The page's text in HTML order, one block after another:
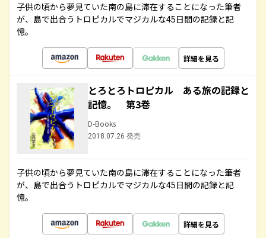
子供の頃から夢見ていた南の島に滞在することになった筆者
が、島で出合うトロピカルでマジカルな45日間の記録と記
憶。
詳細を見る
とろとろトロピカル ある旅の記録と
記憶。 第3巻
D-Books
2018.07.26 発売
子供の頃から夢見ていた南の島に滞在することになった筆者
が、島で出合うトロピカルでマジカルな45日間の記録と記
憶。
詳細を見る